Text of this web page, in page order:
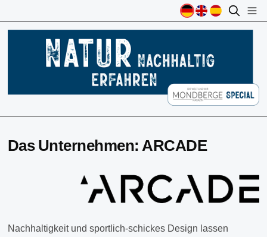
Das Unternehmen: ARCADE
Nachhaltigkeit und sportlich-schickes Design lassen